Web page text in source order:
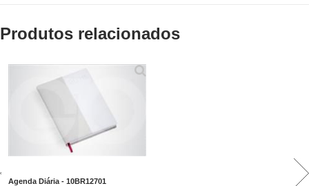
Produtos relacionados
Agenda Diária - 10BR12701